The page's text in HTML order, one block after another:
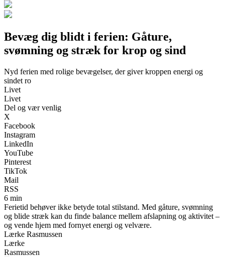
Bevæg dig blidt i ferien: Gåture,
svømning og stræk for krop og sind
Nyd ferien med rolige bevægelser, der giver kroppen energi og
sindet ro
Livet
Livet
Del og vær venlig
X
Facebook
Instagram
LinkedIn
YouTube
Pinterest
TikTok
Mail
RSS
6 min
Ferietid behøver ikke betyde total stilstand. Med gåture, svømning
og blide stræk kan du finde balance mellem afslapning og aktivitet –
og vende hjem med fornyet energi og velvære.
Lærke Rasmussen
Lærke
Rasmussen